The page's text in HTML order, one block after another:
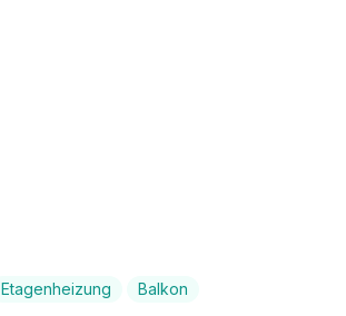
Etagenheizung Balkon